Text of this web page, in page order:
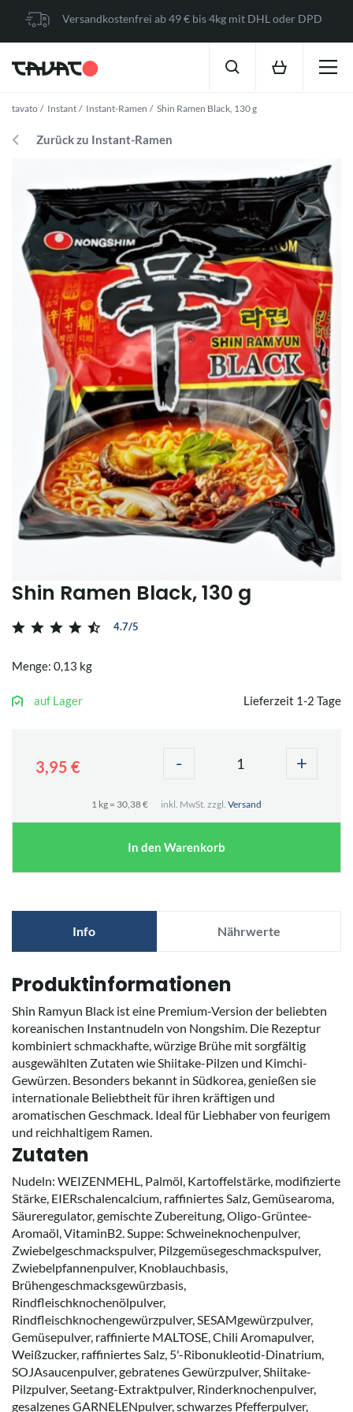
Versandkostenfrei ab 49 € bis 4kg mit DHL oder DPD
tavato Instant Instant-Ramen Shin Ramen Black, 130 g
Zurück zu Instant-Ramen
Shin Ramen Black, 130 g
4.7/5
Menge: 0,13 kg
auf Lager Lieferzeit 1-2 Tage
3,95 € - +
1 kg = 30,38 € inkl. MwSt. zzgl. Versand
In den Warenkorb
Info Nährwerte
Produktinformationen
Shin Ramyun Black ist eine Premium-Version der beliebten
koreanischen Instantnudeln von Nongshim. Die Rezeptur
kombiniert schmackhafte, würzige Brühe mit sorgfältig
ausgewählten Zutaten wie Shiitake-Pilzen und Kimchi-
Gewürzen. Besonders bekannt in Südkorea, genießen sie
internationale Beliebtheit für ihren kräftigen und
aromatischen Geschmack. Ideal für Liebhaber von feurigem
und reichhaltigem Ramen.
Zutaten
Nudeln: WEIZENMEHL, Palmöl, Kartoffelstärke, modifizierte
Stärke, EIERschalencalcium, raffiniertes Salz, Gemüsearoma,
Säureregulator, gemischte Zubereitung, Oligo-Grüntee-
Aromaöl, VitaminB2. Suppe: Schweineknochenpulver,
Zwiebelgeschmackspulver, Pilzgemüsegeschmackspulver,
Zwiebelpfannenpulver, Knoblauchbasis,
Brühengeschmacksgewürzbasis,
Rindfleischknochenölpulver,
Rindfleischknochengewürzpulver, SESAMgewürzpulver,
Gemüsepulver, raffinierte MALTOSE, Chili Aromapulver,
Weißzucker, raffiniertes Salz, 5'-Ribonukleotid-Dinatrium,
SOJAsaucenpulver, gebratenes Gewürzpulver, Shiitake-
Pilzpulver, Seetang-Extraktpulver, Rinderknochenpulver,
gesalzenes GARNELENpulver, schwarzes Pfefferpulver,